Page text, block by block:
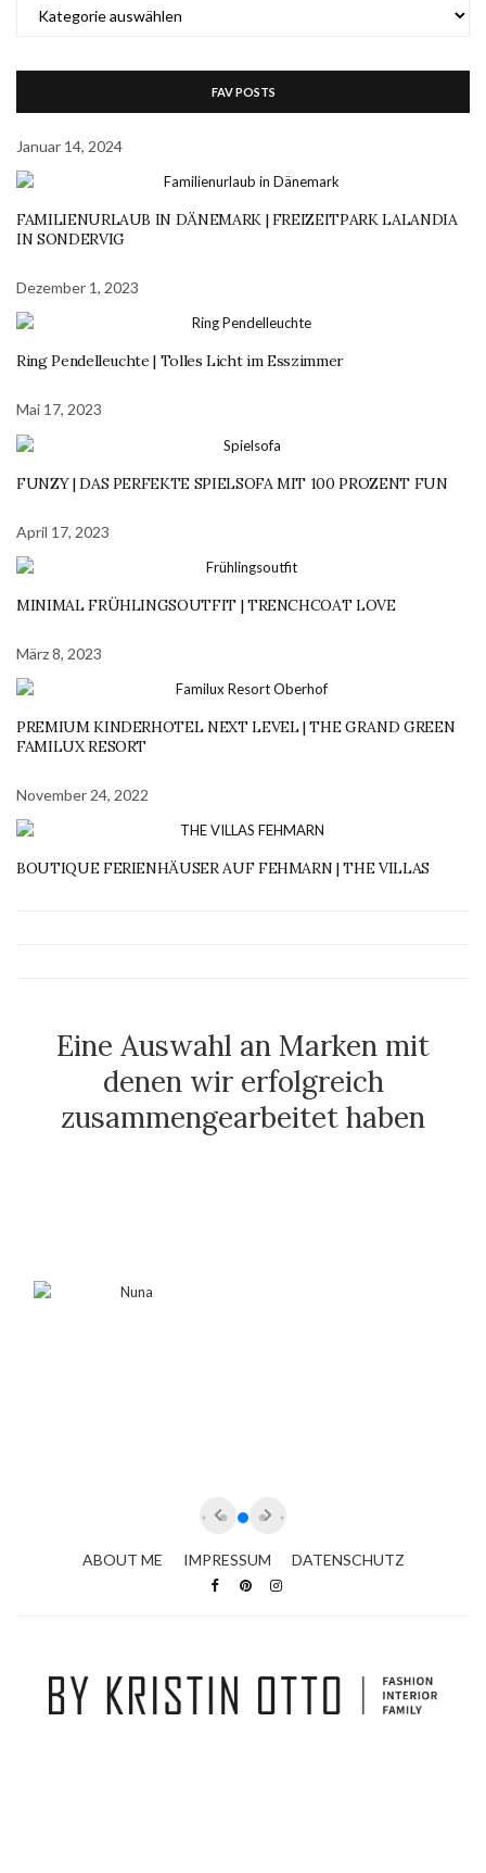
FAV POSTS
Januar 14, 2024
FAMILIENURLAUB IN DÄNEMARK | FREIZEITPARK LALANDIA
IN SONDERVIG
Dezember 1, 2023
Ring Pendelleuchte | Tolles Licht im Esszimmer
Mai 17, 2023
FUNZY | DAS PERFEKTE SPIELSOFA MIT 100 PROZENT FUN
April 17, 2023
MINIMAL FRÜHLINGSOUTFIT | TRENCHCOAT LOVE
März 8, 2023
PREMIUM KINDERHOTEL NEXT LEVEL | THE GRAND GREEN
FAMILUX RESORT
November 24, 2022
BOUTIQUE FERIENHÄUSER AUF FEHMARN | THE VILLAS
Eine Auswahl an Marken mit
denen wir erfolgreich
zusammengearbeitet haben
ABOUT ME IMPRESSUM DATENSCHUTZ